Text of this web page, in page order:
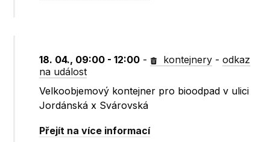
18. 04., 09:00 - 12:00 - kontejnery -odkaz
na událost
Velkoobjemový kontejner pro bioodpad v ulici
Jordánská x Svárovská
Přejít na více informací